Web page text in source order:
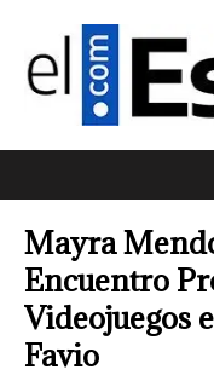
Mayra
Encuentro
Videojuegos
Favio